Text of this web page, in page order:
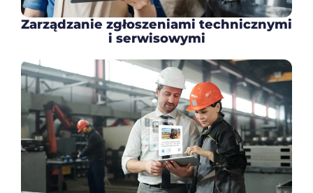
Zarządzanie zgłoszeniami technicznymi
i serwisowymi